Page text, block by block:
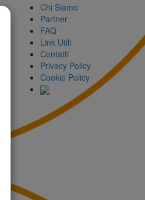
Chi Siamo
Partner
FAQ
Link Utili
Contatti
Privacy Policy
Cookie Policy